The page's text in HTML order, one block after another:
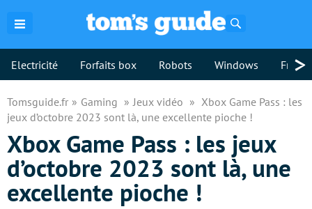
Electricité Forfaits box Robots Windows >
Tomsguide.fr Gaming Jeux vidéo
Xbox Game Pass : les
jeux d’octobre 2023 sont là, une excellente pioche !
Xbox Game Pass : les jeux
d’octobre 2023 sont là, une
excellente pioche !